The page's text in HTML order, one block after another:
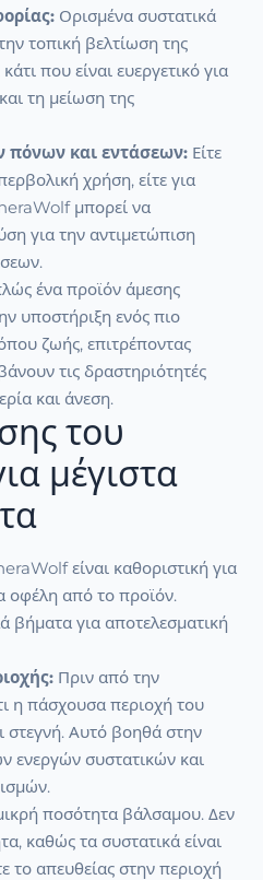
Ορισμένα συστατικά
τοπική βελτίωση της
που είναι ευεργετικό για
τη μείωση της
πόνων και εντάσεων: Είτε
χρήση, είτε για
μπορεί να
για την αντιμετώπιση
ένα προϊόν άμεσης
υποστήριξη ενός πιο
ζωής, επιτρέποντας
τις δραστηριότητές
και άνεση.
του
μέγιστα
είναι καθοριστική για
οφέλη από το προϊόν.
βήματα για αποτελεσματική
Πριν από την
η πάσχουσα περιοχή του
στεγνή. Αυτό βοηθά στην
ενεργών συστατικών και
ποσότητα βάλσαμου. Δεν
καθώς τα συστατικά είναι
απευθείας στην περιοχή